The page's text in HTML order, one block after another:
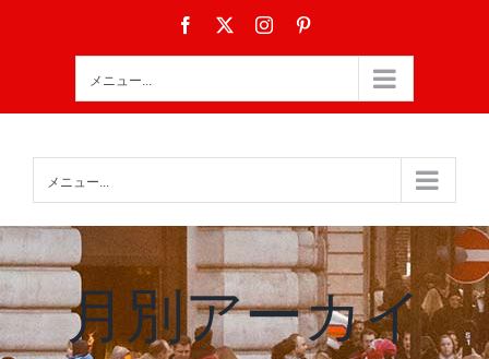
Facebook Instagram
メニュー...
メニュー...
月別アーカイ